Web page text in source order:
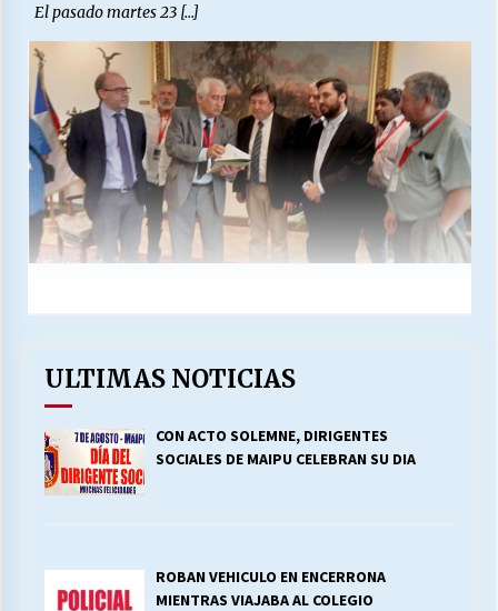
El pasado martes 23 […]
ULTIMAS NOTICIAS
CON ACTO SOLEMNE, DIRIGENTES
SOCIALES DE MAIPU CELEBRAN SU DIA
ROBAN VEHICULO EN ENCERRONA
MIENTRAS VIAJABA AL COLEGIO